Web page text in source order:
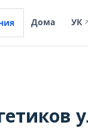
Дома УК